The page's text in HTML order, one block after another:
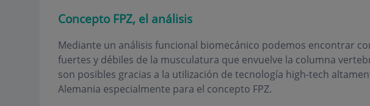
Concepto FPZ, el análisis
Mediante un análisis funcional biomecánico podemos encontrar
fuertes y débiles de la musculatura que envuelve la columna
son posibles gracias a la utilización de tecnología high-tech
Alemania especialmente para el concepto FPZ.